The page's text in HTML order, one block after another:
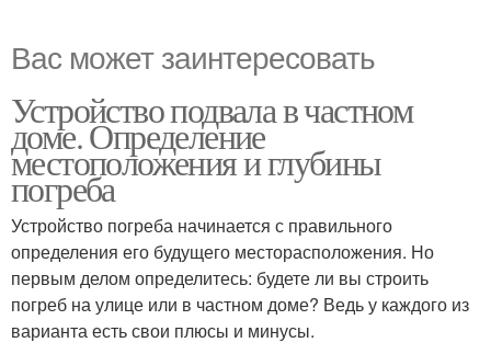
Вас может заинтересовать
Устройство подвала в частном
доме. Определение
местоположения и глубины
погреба
Устройство погреба начинается с правильного
определения его будущего месторасположения. Но
первым делом определитесь: будете ли вы строить
погреб на улице или в частном доме? Ведь у каждого из
варианта есть свои плюсы и минусы.